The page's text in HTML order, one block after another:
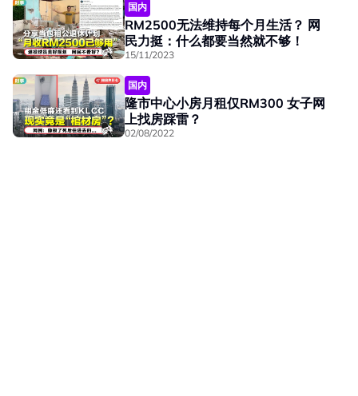
国内
RM2500无法维持每个月生活？ 网
民力挺：什么都要当然就不够！
15/11/2023
国内
隆市中心小房月租仅RM300 女子网
上找房踩雷？
02/08/2022